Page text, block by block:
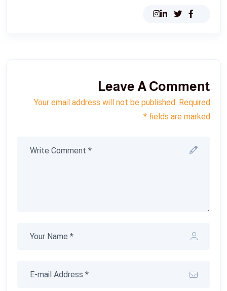
Leave A Comment
Your email address will not be published. Required
fields are marked *